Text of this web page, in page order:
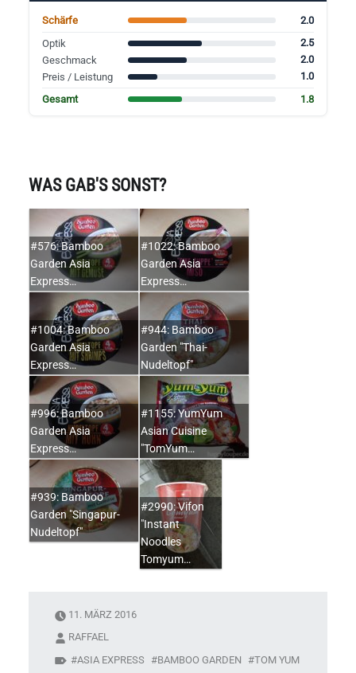
Schärfe
2.0
Optik
2.5
Geschmack
2.0
Preis / Leistung
1.0
Gesamt
1.8
WAS GAB'S SONST?
#576: Bamboo
Garden Asia
Express…
#1022: Bamboo
Garden Asia
Express…
#1004: Bamboo
Garden Asia
Express…
#944: Bamboo
Garden "Thai-
Nudeltopf"
#996: Bamboo
Garden Asia
Express…
#1155: YumYum
Asian Cuisine
"TomYum…
#939: Bamboo
Garden "Singapur-
Nudeltopf"
#2990: Vifon
"Instant
Noodles
Tomyum…
11. MÄRZ 2016
RAFFAEL
ASIA EXPRESS
BAMBOO GARDEN TOM YUM